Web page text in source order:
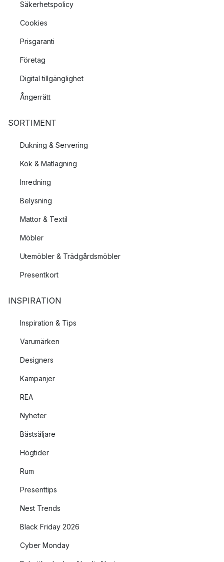
Säkerhetspolicy
Cookies
Prisgaranti
Företag
Digital tillgänglighet
Ångerrätt
SORTIMENT
Dukning & Servering
Kök & Matlagning
Inredning
Belysning
Mattor & Textil
Möbler
Utemöbler & Trädgårdsmöbler
Presentkort
INSPIRATION
Inspiration & Tips
Varumärken
Designers
Kampanjer
REA
Nyheter
Bästsäljare
Högtider
Rum
Presenttips
Nest Trends
Black Friday 2026
Cyber Monday